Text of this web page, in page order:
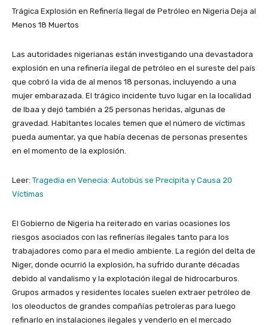
Trágica Explosión en Refinería Ilegal de Petróleo en Nigeria Deja al
Menos 18 Muertos
Las autoridades nigerianas están investigando una devastadora
explosión en una refinería ilegal de petróleo en el sureste del país
que cobró la vida de al menos 18 personas, incluyendo a una
mujer embarazada. El trágico incidente tuvo lugar en la localidad
de Ibaa y dejó también a 25 personas heridas, algunas de
gravedad. Habitantes locales temen que el número de víctimas
pueda aumentar, ya que había decenas de personas presentes
en el momento de la explosión.
Leer: Tragedia en Venecia: Autobús se Precipita y Causa 20
Víctimas
El Gobierno de Nigeria ha reiterado en varias ocasiones los
riesgos asociados con las refinerías ilegales tanto para los
trabajadores como para el medio ambiente. La región del delta de
Niger, donde ocurrió la explosión, ha sufrido durante décadas
debido al vandalismo y la explotación ilegal de hidrocarburos.
Grupos armados y residentes locales suelen extraer petróleo de
los oleoductos de grandes compañías petroleras para luego
refinarlo en instalaciones ilegales y venderlo en el mercado